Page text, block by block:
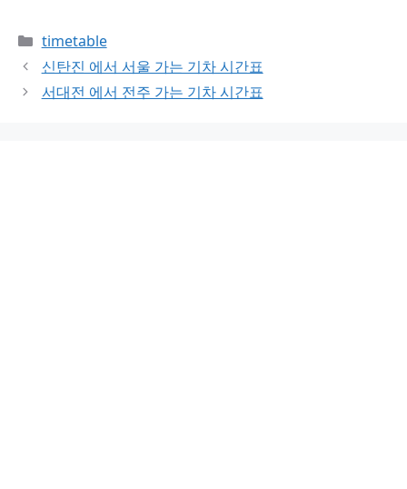
Categories
timetable
신탄진 에서 서울 가는 기차 시간표
서대전 에서 전주 가는 기차 시간표